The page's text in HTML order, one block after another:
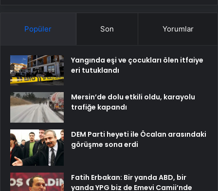
Popüler Son Yorumlar
Yangında eşi ve çocukları ölen itfaiye
eri tutuklandı
Mersin’de dolu etkili oldu, karayolu
trafiğe kapandı
DEM Parti heyeti ile Öcalan arasındaki
görüşme sona erdi
Fatih Erbakan: Bir yanda ABD, bir
yanda YPG biz de Emevi Camii’nde